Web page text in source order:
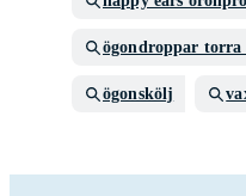
ögondroppar torra
ögonskölj